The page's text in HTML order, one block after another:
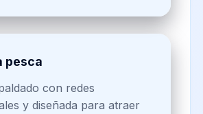
pesca
con redes
y diseñada para atraer